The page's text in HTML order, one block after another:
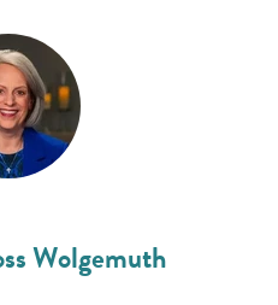
Wolgemuth